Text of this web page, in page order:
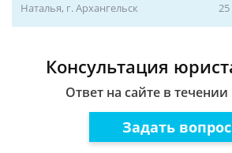
Наталья, г. Архангельск 25
Консультация
Ответ на сайте в
Задать вопрос